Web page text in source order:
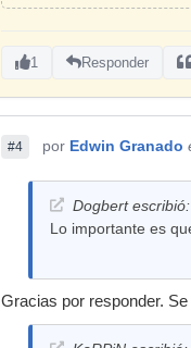
1 Responder
#4 por Edwin Granado
Dogbert escribió:
Lo importante es
Gracias por responder.